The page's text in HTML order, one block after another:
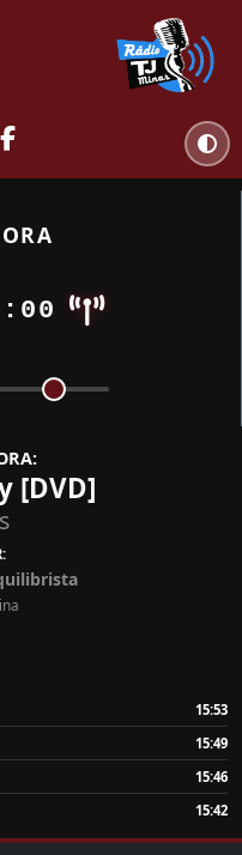
[DVD]
15:53
15:49
15:46
15:42